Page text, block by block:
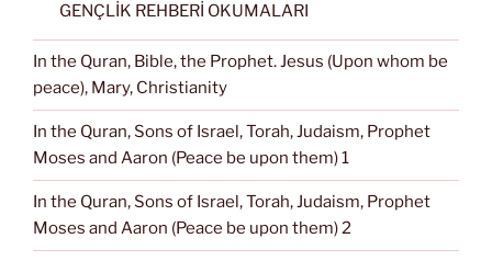
GENÇLİK REHBERİ OKUMALARI
In the Quran, Bible, the Prophet. Jesus (Upon whom be
peace), Mary, Christianity
In the Quran, Sons of Israel, Torah, Judaism, Prophet
Moses and Aaron (Peace be upon them) 1
In the Quran, Sons of Israel, Torah, Judaism, Prophet
Moses and Aaron (Peace be upon them) 2